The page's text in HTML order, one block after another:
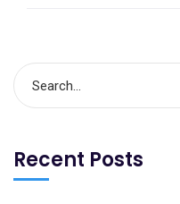
Recent Posts